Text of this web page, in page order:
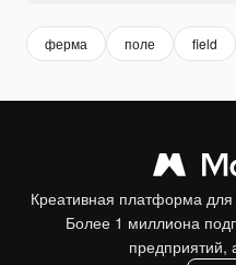
ферма поле field
Креативная платформа
Более 1 миллиона
предприятий,